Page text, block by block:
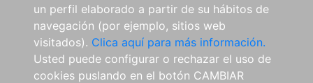
un perfil elaborado a partir de su hábitos de
navegación (por ejemplo, sitios web
visitados). Clica aquí para más información.
Usted puede configurar o rechazar el uso de
cookies puslando en el botón CAMBIAR